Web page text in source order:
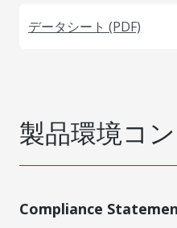
データシート (PDF)
製品環境コ
Compliance